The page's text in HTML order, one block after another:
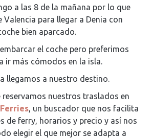
a las 8 de la mañana por lo que
para llegar a Denia con
bien aparcado.
el coche pero preferimos
ir más cómodos en la isla.
llegamos a nuestro destino.
nuestros traslados en
, un buscador que nos facilita
de ferry, horarios y precio y así nos
elegir el que mejor se adapta a